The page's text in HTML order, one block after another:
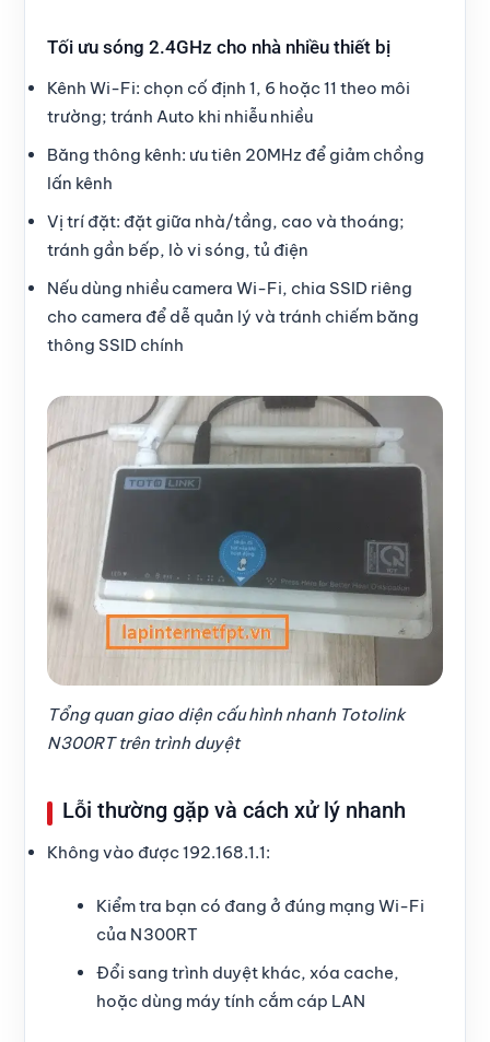
Tối ưu sóng 2.4GHz cho nhà nhiều thiết bị
Kênh Wi-Fi: chọn cố định 1, 6 hoặc 11 theo môi
trường; tránh Auto khi nhiễu nhiều
Băng thông kênh: ưu tiên 20MHz để giảm chồng
lấn kênh
Vị trí đặt: đặt giữa nhà/tầng, cao và thoáng;
tránh gần bếp, lò vi sóng, tủ điện
Nếu dùng nhiều camera Wi-Fi, chia SSID riêng
cho camera để dễ quản lý và tránh chiếm băng
thông SSID chính
Tổng quan giao diện cấu hình nhanh Totolink
N300RT trên trình duyệt
Lỗi thường gặp và cách xử lý nhanh
Không vào được 192.168.1.1:
Kiểm tra bạn có đang ở đúng mạng Wi-Fi
của N300RT
Đổi sang trình duyệt khác, xóa cache,
hoặc dùng máy tính cắm cáp LAN